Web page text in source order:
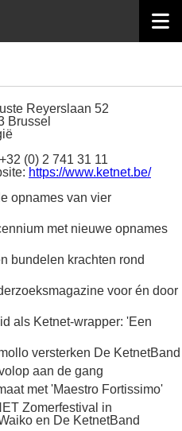
Reyerslaan 52
Brussel
(0) 2 741 31 11
https://www.ketnet.be/
opnames van vier
met nieuwe opnames
bundelen krachten rond
voor én door
als Ketnet-wrapper: 'Een
versterken De KetnetBand
aan de gang
met 'Maestro Fortissimo'
Zomerfestival in
en De KetnetBand